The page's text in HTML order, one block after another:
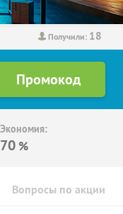
Получили: 18
Экономия:
70 %
Вопросы по акции